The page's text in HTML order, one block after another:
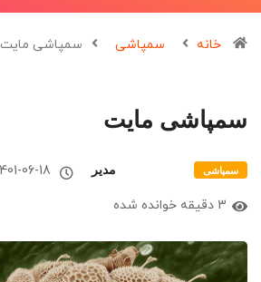
خانه سمپاشی سمپاشی مایت
سمپاشی مایت
سمپاشی مدیر
3 دقیقه خوانده شده